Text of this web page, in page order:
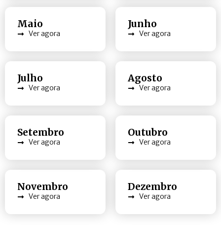
Maio
Ver agora
Junho
Ver agora
Julho
Ver agora
Agosto
Ver agora
Setembro
Ver agora
Outubro
Ver agora
Novembro
Ver agora
Dezembro
Ver agora